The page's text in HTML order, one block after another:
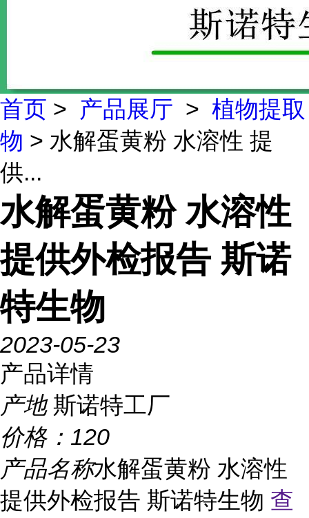
首页 > 产品展厅 > 植物提取
物 > 水解蛋黄粉 水溶性 提
供...
水解蛋黄粉 水溶性
提供外检报告 斯诺
特生物
2023-05-23
产品详情
产地 斯诺特工厂
价格： 120
产品名称水解蛋黄粉 水溶性
提供外检报告 斯诺特生物 查